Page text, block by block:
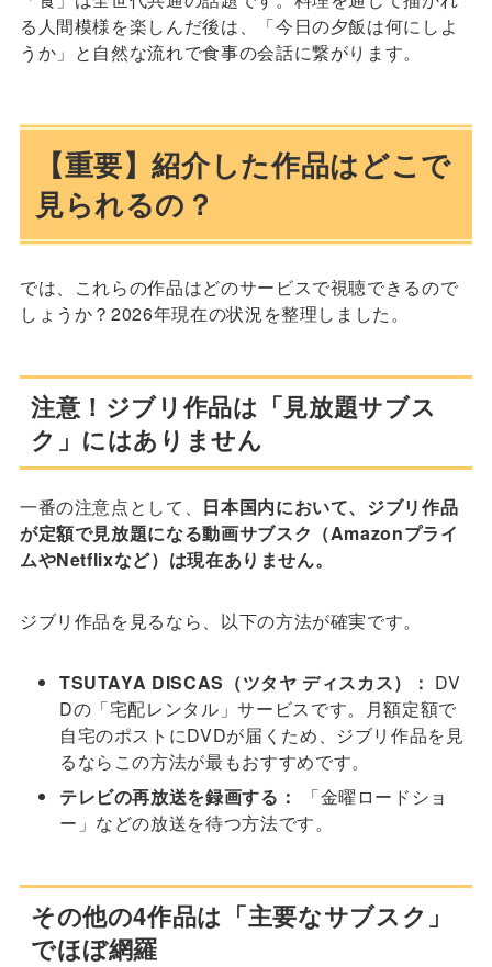
る人間模様を楽しんだ後は、「今日の夕飯は何にしよ
うか」と自然な流れで食事の会話に繋がります。
【重要】紹介した作品はどこで
見られるの？
では、これらの作品はどのサービスで視聴できるので
しょうか？2026年現在の状況を整理しました。
注意！ジブリ作品は「見放題サブス
ク」にはありません
一番の注意点として、 日本国内において、ジブリ作品
が定額で見放題になる動画サブスク（Amazonプライ
ムやNetflixなど）は現在ありません。
ジブリ作品を見るなら、以下の方法が確実です。
TSUTAYA DISCAS（ツタヤ ディスカス）： DV
Dの「宅配レンタル」サービスです。月額定額で
自宅のポストにDVDが届くため、ジブリ作品を見
るならこの方法が最もおすすめです。
テレビの再放送を録画する：
「金曜ロードショ
ー」などの放送を待つ方法です。
その他の4作品は「主要なサブスク」
でほぼ網羅